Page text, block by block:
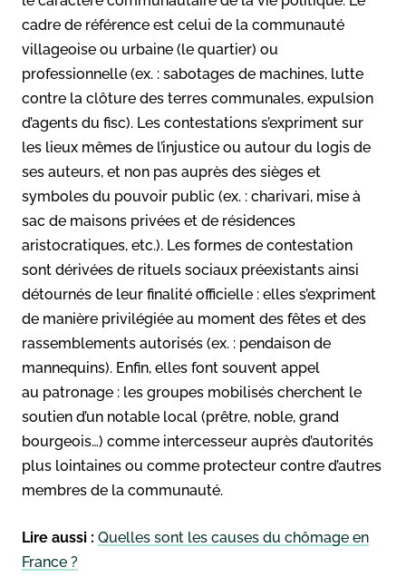
cadre de référence est celui de la communauté
villageoise ou urbaine (le quartier) ou
professionnelle (ex. : sabotages de machines, lutte
contre la clôture des terres communales, expulsion
d’agents du fisc). Les contestations s’expriment sur
les lieux mêmes de l’injustice ou autour du logis de
ses auteurs, et non pas auprès des sièges et
symboles du pouvoir public (ex. : charivari, mise à
sac de maisons privées et de résidences
aristocratiques, etc.). Les formes de contestation
sont dérivées de rituels sociaux préexistants ainsi
détournés de leur finalité officielle : elles s’expriment
de manière privilégiée au moment des fêtes et des
rassemblements autorisés (ex. : pendaison de
mannequins). Enfin, elles font souvent appel
au patronage : les groupes mobilisés cherchent le
soutien d’un notable local (prêtre, noble, grand
bourgeois…) comme intercesseur auprès d’autorités
plus lointaines ou comme protecteur contre d’autres
membres de la communauté.
Lire aussi : Quelles sont les causes du chômage en
France ?